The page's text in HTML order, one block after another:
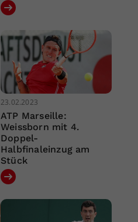
23.02.2023
ATP Marseille:
Weissborn mit 4.
Doppel-
Halbfinaleinzug am
Stück